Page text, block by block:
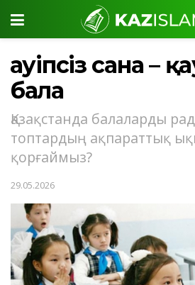
Қауіпсіз сана –
бала
Қазақстанда балаларды
топтардың ақпараттық
қорғаймыз?
29.05.2026